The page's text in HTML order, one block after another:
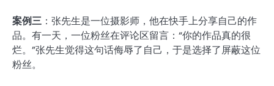
案例三 ：张先生是一位摄影师，他在快手上分享自己的作
品。有一天，一位粉丝在评论区留言：“你的作品真的很
烂。”张先生觉得这句话侮辱了自己，于是选择了屏蔽这位
粉丝。